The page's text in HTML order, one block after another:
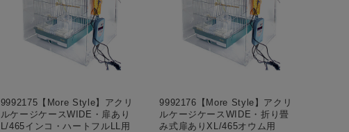
9992175【More Style】アクリ
ルケージケースWIDE・扉あり
L/465インコ・ハートフルLL用
9992176【More Style】アクリ
ルケージケースWIDE・折り畳
み式扉ありXL/465オウム用